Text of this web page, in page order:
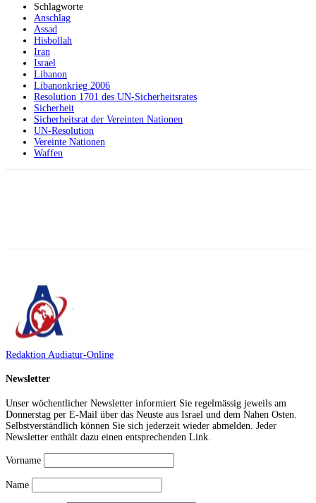
Schlagworte
Anschlag
Assad
Hisbollah
Iran
Israel
Libanon
Libanonkrieg 2006
Resolution 1701 des UN-Sicherheitsrates
Sicherheit
Sicherheitsrat der Vereinten Nationen
UN-Resolution
Vereinte Nationen
Waffen
Redaktion Audiatur-Online
Newsletter
Unser wöchentlicher Newsletter informiert Sie regelmässig jeweils am
Donnerstag per E-Mail über das Neuste aus Israel und dem Nahen Osten.
Selbstverständlich können Sie sich jederzeit wieder abmelden. Jeder
Newsletter enthält dazu einen entsprechenden Link.
Vorname
Name